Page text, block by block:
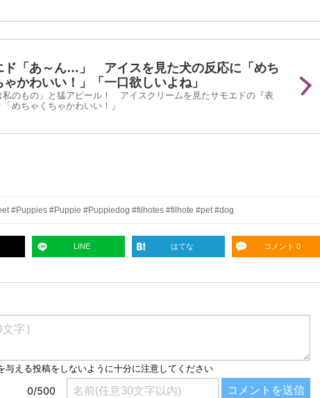
ド「あ～ん…」 アイスを見た犬の反応に「めち
ゃかわいい！」「一口欲しいよね」
私のもの」と猛アピール！ アイスクリームを見たサモエドの『表
めちゃくちゃかわいい！」
#Puppies #Puppie #Puppiedog #filhotes #filhote #pet #dog
LINE はてな コメント 0